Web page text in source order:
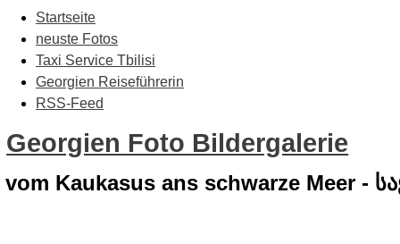
Startseite
neuste Fotos
Taxi Service Tbilisi
Georgien Reiseführerin
RSS-Feed
Georgien Foto Bildergalerie
vom Kaukasus ans schwarze Meer -